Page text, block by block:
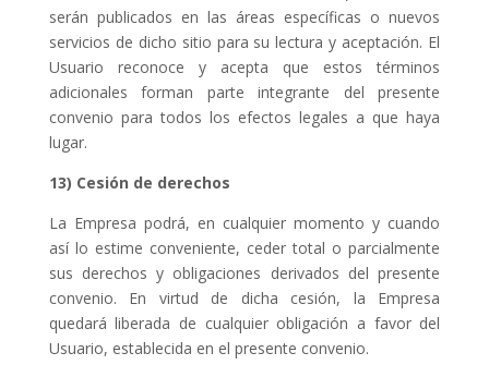
serán publicados en las áreas específicas o nuevos
servicios de dicho sitio para su lectura y aceptación. El
Usuario reconoce y acepta que estos términos
adicionales forman parte integrante del presente
convenio para todos los efectos legales a que haya
lugar.
13) Cesión de derechos
La Empresa podrá, en cualquier momento y cuando
así lo estime conveniente, ceder total o parcialmente
sus derechos y obligaciones derivados del presente
convenio. En virtud de dicha cesión, la Empresa
quedará liberada de cualquier obligación a favor del
Usuario, establecida en el presente convenio.